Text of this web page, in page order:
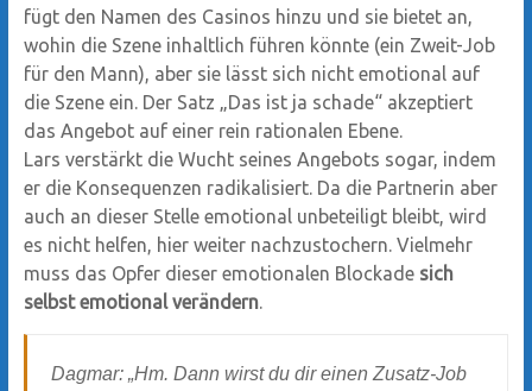
fügt den Namen des Casinos hinzu und sie bietet an,
wohin die Szene inhaltlich führen könnte (ein Zweit-Job
für den Mann), aber sie lässt sich nicht emotional auf
die Szene ein. Der Satz „Das ist ja schade“ akzeptiert
das Angebot auf einer rein rationalen Ebene.
Lars verstärkt die Wucht seines Angebots sogar, indem
er die Konsequenzen radikalisiert. Da die Partnerin aber
auch an dieser Stelle emotional unbeteiligt bleibt, wird
es nicht helfen, hier weiter nachzustochern. Vielmehr
muss das Opfer dieser emotionalen Blockade sich
selbst emotional verändern.
Dagmar: „Hm. Dann wirst du dir einen Zusatz-Job